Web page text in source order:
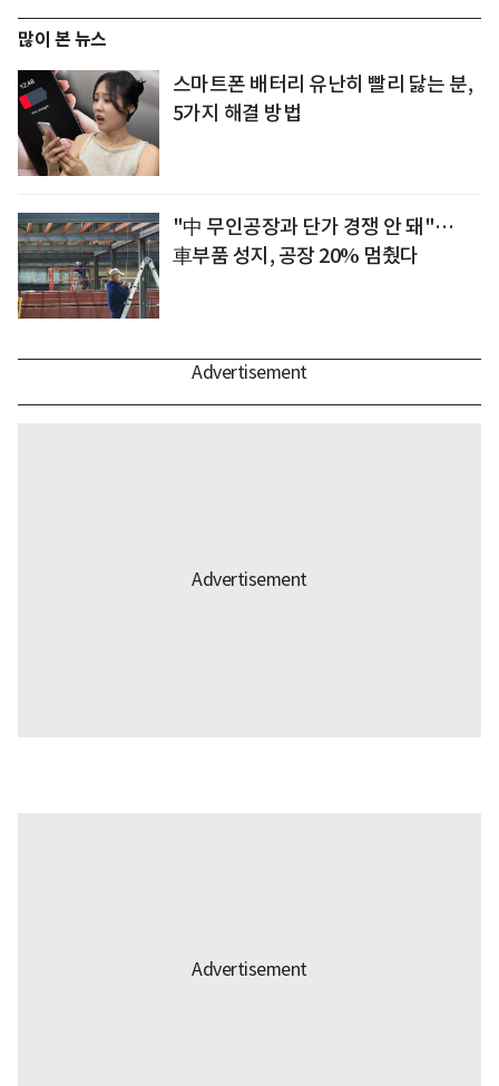
많이 본 뉴스
스마트폰 배터리 유난히 빨리 닳는 분,
5가지 해결 방법
"中 무인공장과 단가 경쟁 안 돼"…
車부품 성지, 공장 20% 멈췄다